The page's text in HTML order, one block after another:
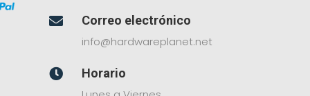

Correo electrónico
info@hardwareplanet.net

Horario